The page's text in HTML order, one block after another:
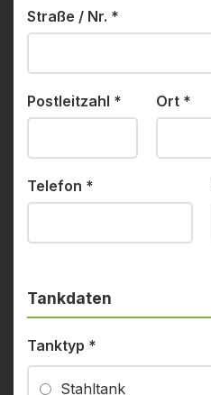
Straße / Nr. *
Postleitzahl * Ort *
Telefon *
Tankdaten
Tanktyp *
Stahltank